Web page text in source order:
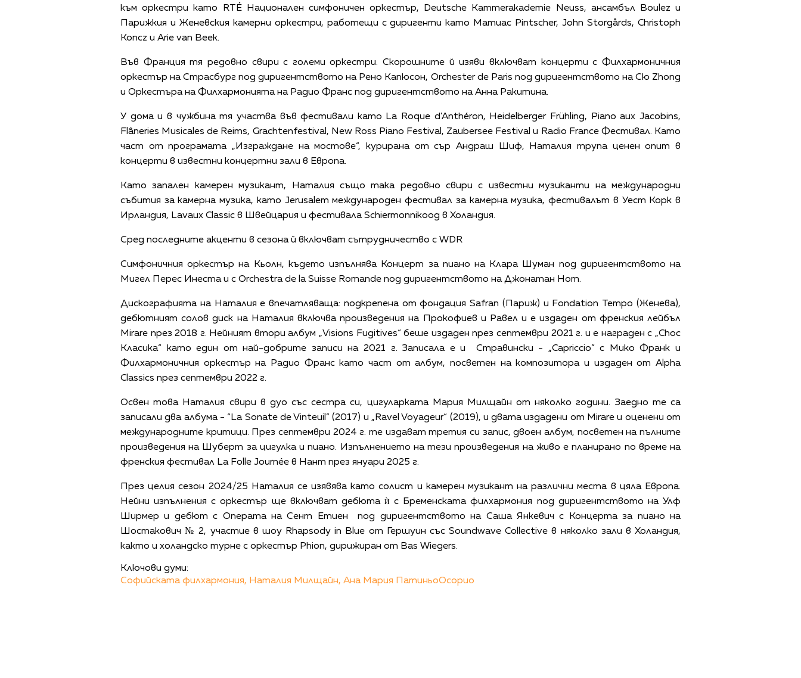
към оркестри като RTÉ Национален симфоничен оркестър, Deutsche Kammerakademie Neuss, ансамбъл Boulez и
Парижкия и Женевския камерни оркестри, работещи с диригенти като Матиас Pintscher, John Storgårds, Christoph
Koncz и Arie van Beek.
Във Франция тя редовно свири с големи оркестри. Скорошните й изяви включват концерти с Филхармоничния
оркестър на Страсбург под диригентството на Рено Капюсон, Orchester de Paris под диригентството на Сю Zhong
и Оркестъра на Филхармонията на Радио Франс под диригентството на Анна Ракитина.
У дома и в чужбина тя участва във фестивали като La Roque d'Anthéron, Heidelberger Frühling, Piano aux Jacobins,
Flâneries Musicales de Reims, Grachtenfestival, New Ross Piano Festival, Zaubersee Festival и Radio France Фестивал. Като
част от програмата „Изграждане на мостове“, курирана от сър Андраш Шиф, Наталия трупа ценен опит в
концерти в известни концертни зали в Европа.
Като запален камерен музикант, Наталия също така редовно свири с известни музиканти на международни
събития за камерна музика, като Jerusalem международен фестивал за камерна музика, фестивалът в Уест Корк в
Ирландия, Lavaux Classic в Швейцария и фестивала Schiermonnikoog в Холандия.
Сред последните акценти в сезона й включват сътрудничество с WDR
Симфоничния оркестър на Кьолн, където изпълнява Концерт за пиано на Клара Шуман под диригентството на
Мигел Перес Инеста и с Orchestra de la Suisse Romande под диригентството на Джонатан Нот.
Дискографията на Наталия е впечатляваща: подкрепена от фондация Safran (Париж) и Fondation Tempo (Женева),
дебютният солов диск на Наталия включва произведения на Прокофиев и Равел и е издаден от френския лейбъл
Mirare през 2018 г. Нейният втори албум „Visions Fugitives“ беше издаден през септември 2021 г. и е награден с „Choc
Класика“ като един от най-добрите записи на 2021 г. Записала е и Стравински - „Capriccio” с Мико Франк и
Филхармоничния оркестър на Радио Франс като част от албум, посветен на композитора и издаден от Alpha
Classics през септември 2022 г.
Освен това Наталия свири в дуо със сестра си, цигуларката Мария Милщайн от няколко години. Заедно те са
записали два албума - “La Sonate de Vinteuil” (2017) и „Ravel Voyageur“ (2019), и двата издадени от Mirare и оценени от
международните критици. През септември 2024 г. те издават третия си запис, двоен албум, посветен на пълните
произведения на Шуберт за цигулка и пиано. Изпълнението на тези произведения на живо е планирано по време на
френския фестивал La Folle Journée в Нант през януари 2025 г.
През целия сезон 2024/25 Наталия се изявява като солист и камерен музикант на различни места в цяла Европа.
Нейни изпълнения с оркестър ще включват дебюта ѝ с Бременската филхармония под диригентството на Улф
Ширмер и дебют с Операта на Сент Етиен под диригентството на Саша Янкевич с Концерта за пиано на
Шостакович № 2, участие в шоу Rhapsody in Blue от Гершуин със Soundwave Collective в няколко зали в Холандия,
както и холандско турне с оркестър Phion, дирижиран от Bas Wiegers.
Ключови думи:
Софийската филхармония, Наталия Милщайн, Ана Мария ПатиньоОсорио